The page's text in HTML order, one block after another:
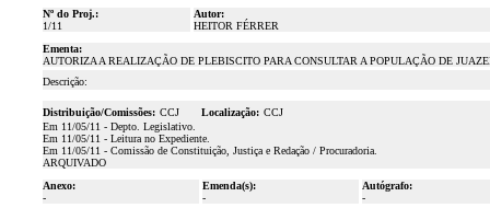
Nº do Proj.:
1/11
Autor:
HEITOR FÉRRER
Ementa:
AUTORIZA A REALIZAÇÃO DE PLEBISCITO PARA CONSULTAR A POPULAÇÃO DE
Descrição:
Distribuição/Comissões: CCJ Localização: CCJ
Em 11/05/11 - Depto. Legislativo.
Em 11/05/11 - Leitura no Expediente.
Em 11/05/11 - Comissão de Constituição, Justiça e Redação / Procuradoria.
ARQUIVADO
Anexo:
-
Emenda(s):
-
Autógrafo:
-